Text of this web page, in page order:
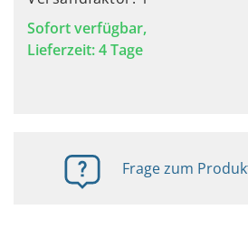
Sofort verfügbar,
Lieferzeit: 4 Tage
Frage zum